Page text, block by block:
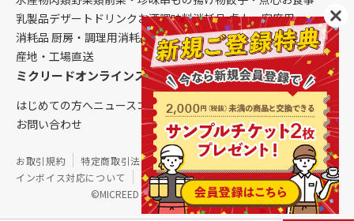
乳製品デザート ドリンク お酒調味料消耗品 卓上・客席用
消耗品 厨房・調理用消耗品 クレンリネス生鮮品（配送便限定）
産地・工場直送
ミクリードオンラインストアについて
はじめての方へニュースコラムご利用ガイド会社概要
お問い合わせ
©MICREED CO.,LTD. All Rights Reserved.
お取引規約 特定商取引法に基づく表記
個人情報保護方針
インボイス対応について
サイトマップ